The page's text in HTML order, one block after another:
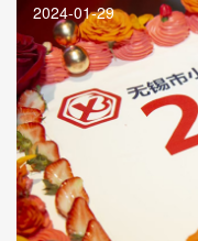
2024-01-29